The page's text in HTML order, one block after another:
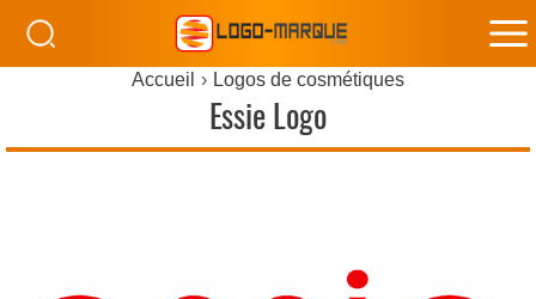
Accueil Logos de cosmétiques
Essie Logo